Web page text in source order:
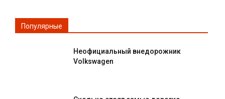
Популярные
Неофициальный внедорожник
Volkswagen